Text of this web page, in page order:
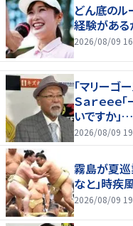
どん底のル
経験がある
2026/08/09
「マリーゴ
Ｓａｒｅｅ
いですか」
2026/08/09
霧島が夏巡
なと」時疾
2026/08/09